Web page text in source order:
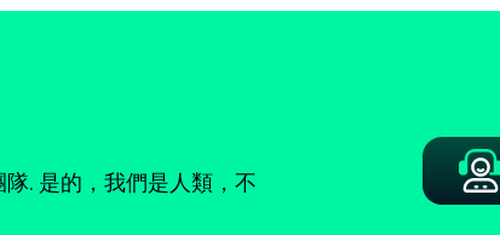
. 是的，我們是人類，不